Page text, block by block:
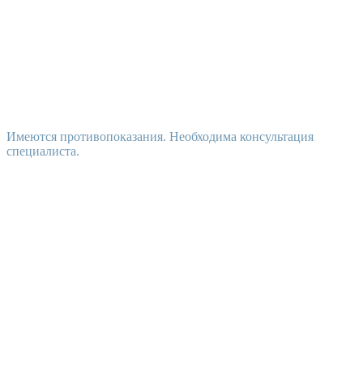
Имеются противопоказания. Необходима консультация
специалиста.